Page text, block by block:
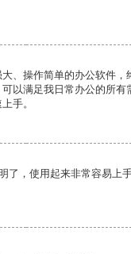
、操作简单的办公软件，
以满足我日常办公的所有
手。
了，使用起来非常容易上